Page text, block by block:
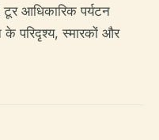
आधिकारिक पर्यटन
के परिदृश्य, स्मारकों और